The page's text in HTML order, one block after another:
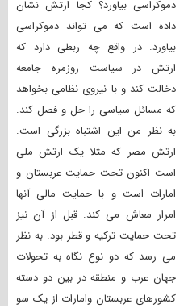
دموکراسی بیاورد؟ کجا ارتش نشان
داده است که می تواند دموکراسی
بیاورد. در واقع چه ربطی دارد که
ارتش در سیاست روزمره جامعه
دخالت کند و با نیروی نظامی بخواهد
که مسائل سیاسی را حل و فصل کند.
به نظر من این اشتباه بزرگی است.
ارتش مصر که مثلا یک ارتش ملی
است اکنون تحت حمایت عربستان و
امارات است و با حمایت مالی آنها
امرار معاش می کند. قبل از آن نیز
تحت حمایت ترکیه و قطر بود. به نظر
می رسد که دو نوع نگاه به تحولات
جهان عرب و منطقه در بین دو دسته
کشورهای عربستان وامارات از یک سو